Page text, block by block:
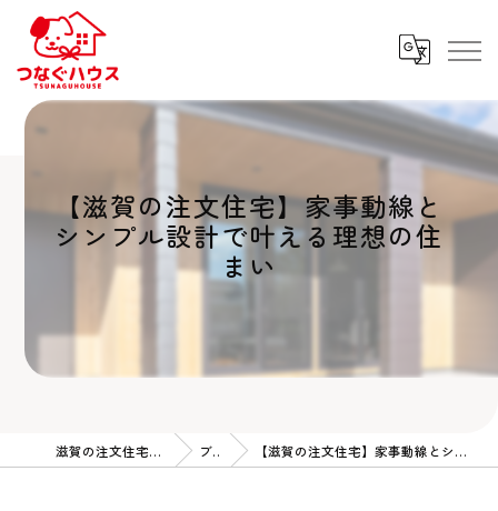
【滋賀の注文住宅】家事動線と
シンプル設計で叶える理想の住
まい
滋賀の注文住宅ならつなぐハウス ブログ 【滋賀の注文住宅】家事動線とシンプル設計で叶える理想の住まい